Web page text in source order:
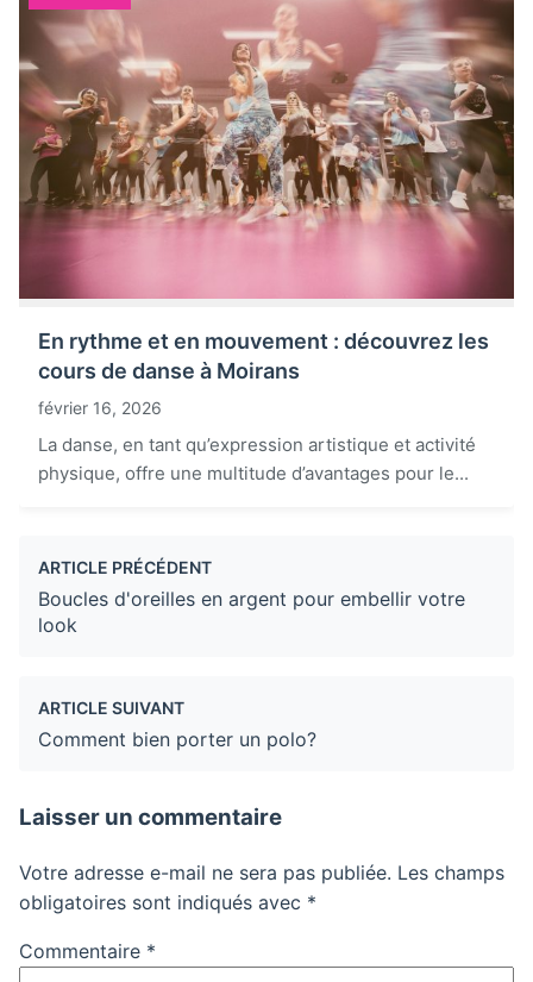
En rythme et en mouvement : découvrez les
cours de danse à Moirans
février 16, 2026
La danse, en tant qu’expression artistique et activité
physique, offre une multitude d’avantages pour le...
ARTICLE PRÉCÉDENT
Boucles d'oreilles en argent pour embellir votre
look
ARTICLE SUIVANT
Comment bien porter un polo?
Laisser un commentaire
Votre adresse e-mail ne sera pas publiée. Les champs
obligatoires sont indiqués avec *
Commentaire *